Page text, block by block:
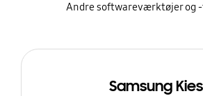
Andre softwareværktøjer og
Samsung Kies